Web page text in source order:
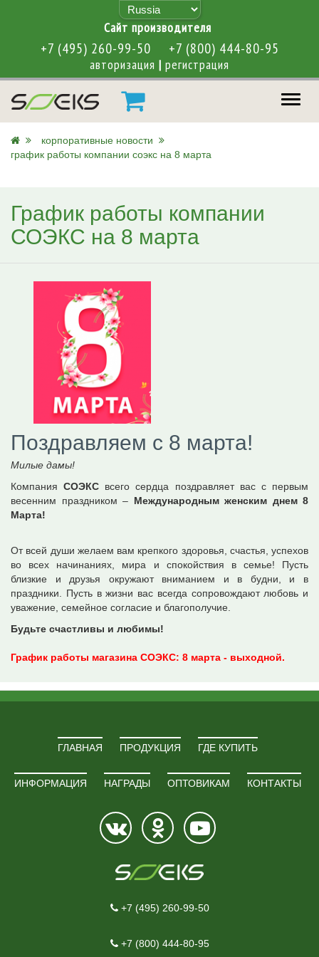
Cайт производителя
+7 (495) 260-99-50 +7 (800) 444-80-95
авторизация | регистрация
меню
корпоративные новости
график работы компании соэкс на 8 марта
График работы компании
СОЭКС на 8 марта
Поздравляем с 8 марта!
Милые дамы! ​
КомпанияСОЭКС всего сердца поздравляет вас с первым
весенним праздником – Международным женским днем 8
Марта!
От всей души желаем вам крепкого здоровья, счастья, успехов
во всех начинаниях, мира и спокойствия в семье! Пусть
близкие и друзья окружают вниманием и в будни, и в
праздники. Пусть в жизни вас всегда сопровождают любовь и
уважение, семейное согласие и благополучие.
Будьте счастливы и любимы!
График работы магазина СОЭКС: 8 марта - выходной.
ГЛАВНАЯ ПРОДУКЦИЯ ГДЕ КУПИТЬ
ИНФОРМАЦИЯ НАГРАДЫ ОПТОВИКАМ КОНТАКТЫ
+7 (495) 260-99-50
+7 (800) 444-80-95